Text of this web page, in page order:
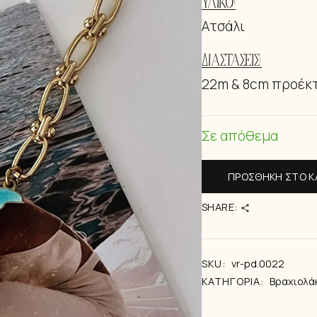
ΥΛΙΚΌ:
Ατσάλι
ΔΙΑΣΤΆΣΕΙΣ:
22m & 8cm
Σε απόθεμα
ΠΡΟΣΘΉΚΗ ΣΤΟ
SHARE:
SKU: vr-pd.0022
ΚΑΤΗΓΟΡΊΑ: